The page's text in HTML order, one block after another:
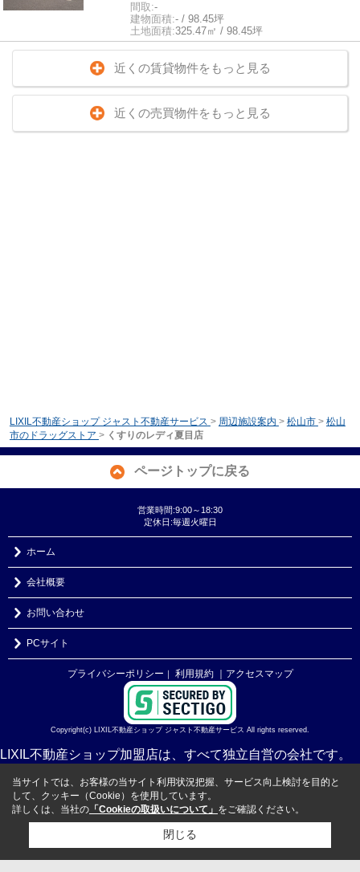
間取:-
建物面積:- / 98.45坪
土地面積:325.47㎡ / 98.45坪
近くの賃貸物件をもっと見る
近くの売買物件をもっと見る
LIXIL不動産ショップ ジャスト不動産サービス > 周辺施設案内 > 松山市 > 松山
市のドラッグストア > くすりのレディ夏目店
ページトップに戻る
営業時間:9:00～18:30
定休日:毎週火曜日
ホーム
会社概要
お問い合わせ
PCサイト
プライバシーポリシー ｜ 利用規約 ｜アクセスマップ
Copyright(c) LIXIL不動産ショップ ジャスト不動産サービス All rights reserved.
LIXIL不動産ショップ加盟店は、すべて独立自営の会社です。
当サイトでは、お客様の当サイト利用状況把握、サービス向上検討を目的と
して、クッキー（Cookie）を使用しています。
詳しくは、当社の 「Cookieの取扱いについて」 をご確認ください。
閉じる